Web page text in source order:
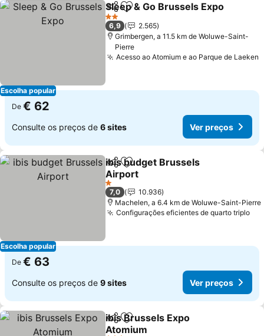
Escolha popular
PartilharAdicionar aos favoritos
Sleep & Go Brussels Expo
2 Estrelas
6,9
2.565
Grimbergen, a 11.5 km de Woluwe-Saint-
Pierre
Acesso ao Atomium e ao Parque de Laeken
De € 62
Consulte os preços de 6 sites Ver preços
Escolha popular
PartilharAdicionar aos favoritos
ibis budget Brussels
Airport
1 Estrelas
7,0
10.936
Machelen, a 6.4 km de Woluwe-Saint-Pierre
Configurações eficientes de quarto triplo
De € 63
Consulte os preços de 9 sites Ver preços
PartilharAdicionar aos favoritos
ibis Brussels Expo
Atomium